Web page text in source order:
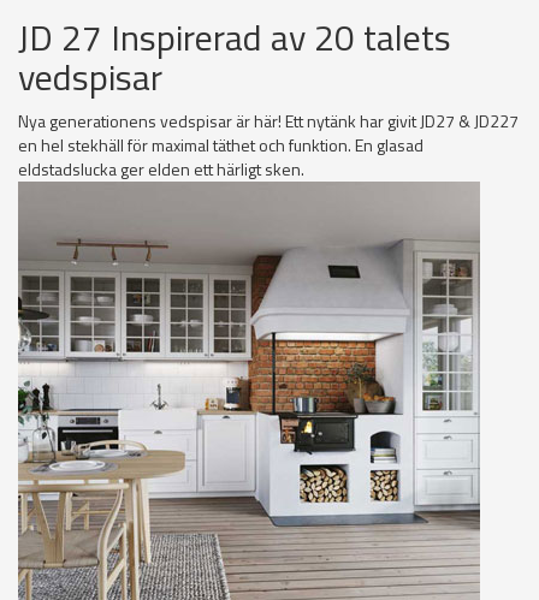
JD 27 Inspirerad av 20 talets
vedspisar
Nya generationens vedspisar är här! Ett nytänk har givit JD27 & JD227
en hel stekhäll för maximal täthet och funktion. En glasad
eldstadslucka ger elden ett härligt sken.